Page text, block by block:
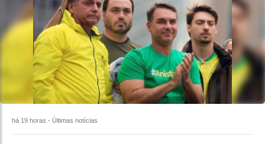
há 19 horas - Últimas notícias